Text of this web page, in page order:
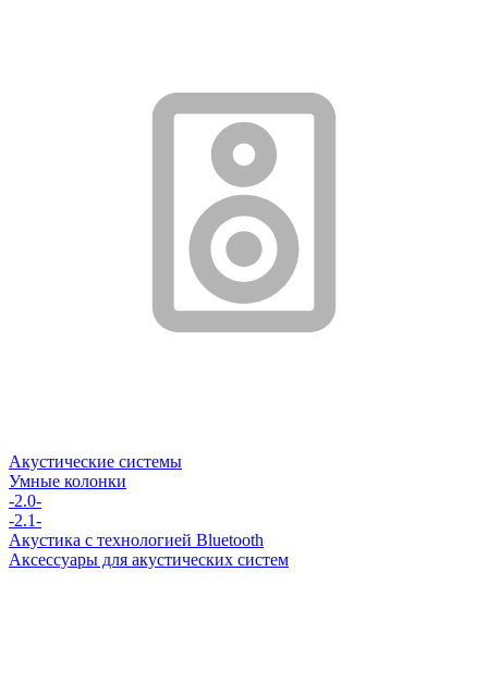
Акустические системы
Умные колонки
-2.0-
-2.1-
Акустика с технологией Bluetooth
Аксессуары для акустических систем